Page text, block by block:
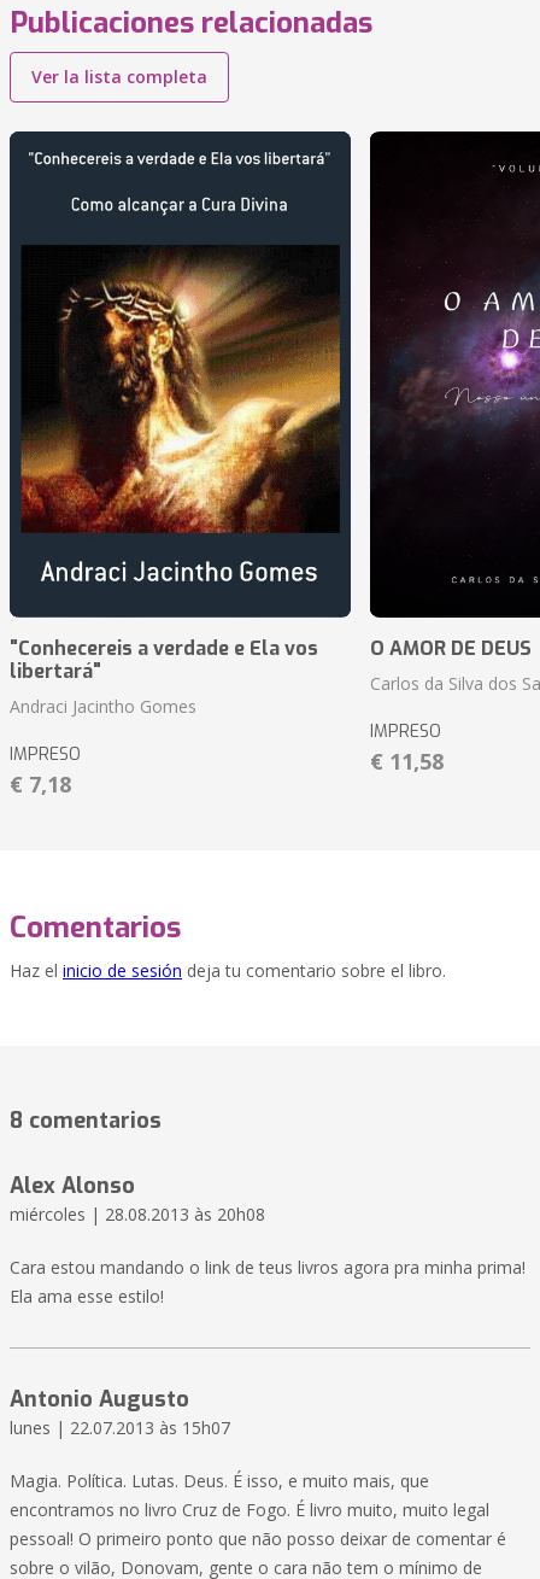
Publicaciones relacionadas
Ver la lista completa
"Conhecereis a verdade e Ela vos
libertará"
Andraci Jacintho Gomes
IMPRESO
€ 7,18
O AMOR DE DEUS
Carlos da Silva dos
IMPRESO
€ 11,58
Comentarios
Haz el inicio de sesión deja tu comentario sobre el libro.
8 comentarios
Alex Alonso
miércoles | 28.08.2013 às 20h08
Cara estou mandando o link de teus livros agora pra minha prima!
Ela ama esse estilo!
Antonio Augusto
lunes | 22.07.2013 às 15h07
Magia. Política. Lutas. Deus. É isso, e muito mais, que
encontramos no livro Cruz de Fogo. É livro muito, muito legal
pessoal! O primeiro ponto que não posso deixar de comentar é
sobre o vilão, Donovam, gente o cara não tem o mínimo de